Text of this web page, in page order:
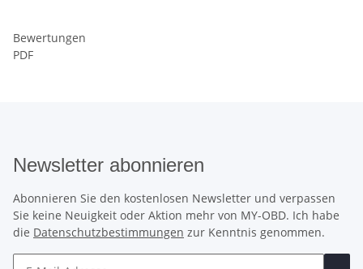
Bewertungen
PDF
Newsletter abonnieren
Abonnieren Sie den kostenlosen Newsletter und verpassen
Sie keine Neuigkeit oder Aktion mehr von MY-OBD. Ich habe
die Datenschutzbestimmungen zur Kenntnis genommen.